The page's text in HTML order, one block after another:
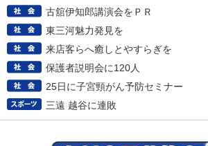
古舘伊知郎講演会をＰＲ
東三河魅力発見を
来店客らへ癒しとやすらぎを
保護者説明会に120人
25日に子宮頸がん予防セミナー
三遠 越谷に連敗